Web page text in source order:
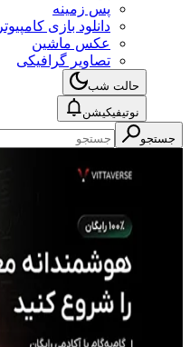
پس زمینه
دانلود بازی کامپیوتر
عکس ماشین
تصاویر گرافیکی
حالت شب
نوتیفیکیشن
جستجو